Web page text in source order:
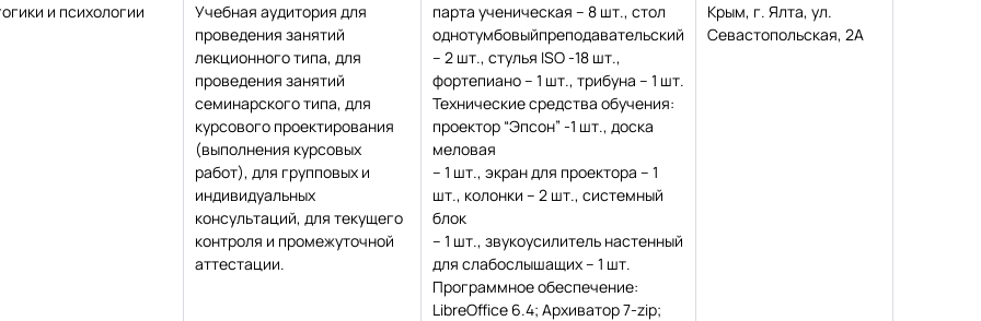
и психологии
Учебная аудитория для
проведения занятий
лекционного типа, для
проведения занятий
семинарского типа, для
курсового проектирования
(выполнения курсовых
работ), для групповых и
индивидуальных
консультаций, для текущего
контроля и промежуточной
аттестации.
парта ученическая – 8 шт., стол
однотумбовыйпреподавательский
– 2 шт., стулья ISO -18 шт.,
фортепиано – 1 шт., трибуна – 1 шт.
Технические средства обучения:
проектор “Эпсон” -1 шт., доска
меловая
– 1 шт., экран для проектора – 1
шт., колонки – 2 шт., системный
блок
– 1 шт., звукоусилитель настенный
для слабослышащих – 1 шт.
Программное обеспечение:
LibreOffice 6.4; Архиватор 7-zip;
Крым, г. Ялта, ул.
Севастопольская, 2А